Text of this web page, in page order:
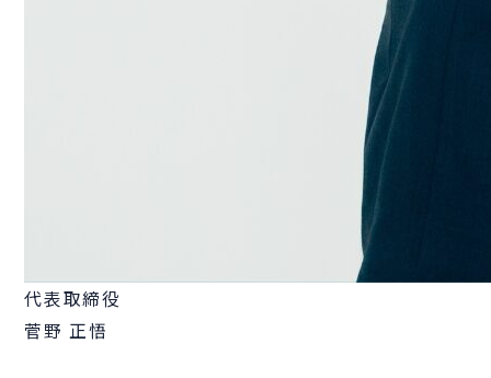
代表取締役
菅野 正悟